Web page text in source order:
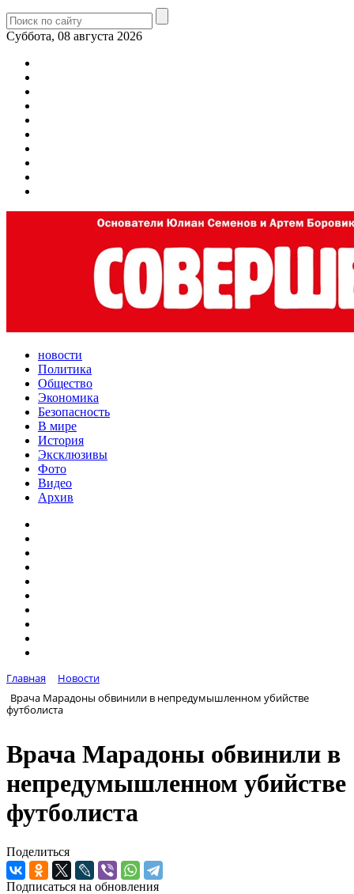
Суббота, 08 августа 2026
новости
Политика
Общество
Экономика
Безопасность
В мире
История
Эксклюзивы
Фото
Видео
Архив
Главная
Новости
Врача Марадоны обвинили в непредумышленном убийстве
футболиста
Врача Марадоны обвинили в
непредумышленном убийстве
футболиста
Поделиться
Подписаться на обновления